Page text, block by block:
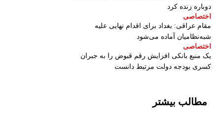
دوباره زنده کرد
اختصاصی
مقام عراقی: بغداد برای اقدام نهایی علیه
شبه‌نظامیان آماده می‌شود
اختصاصی
یک منبع بانکی افزایش رقم قبوض را به جبران
کسری بودجه دولت مرتبط دانست
مطالب بیشتر